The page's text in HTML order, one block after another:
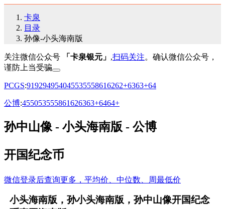
卡泉
目录
孙像-小头海南版
关注微信公众号 「卡泉银元」 ,扫码关注。确认微信公众号，
谨防上当受骗
PCGS:919294954045535558616262+6363+64
公博:455053555861626363+6464+
孙中山像 - 小头海南版 - 公博
开国纪念币
微信登录后查询更多，平均价、中位数、周最低价
小头海南版，孙小头海南版，孙中山像开国纪念